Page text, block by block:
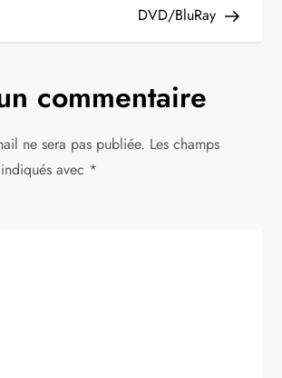
DVD/BluRay
commentaire
ne sera pas publiée. Les champs
avec *